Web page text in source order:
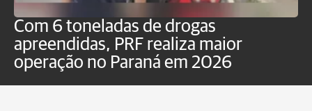
Com 6 toneladas de drogas
apreendidas, PRF realiza maior
operação no Paraná em 2026